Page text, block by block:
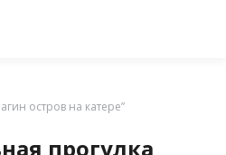
остров на катере”
прогулка